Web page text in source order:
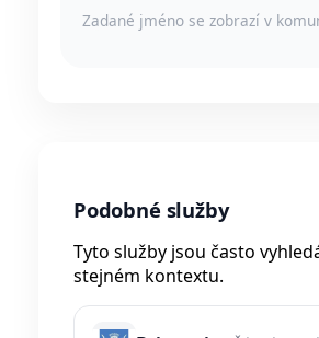
Zadané jméno se zobrazí v
Podobné služby
Tyto služby jsou často
stejném kontextu.